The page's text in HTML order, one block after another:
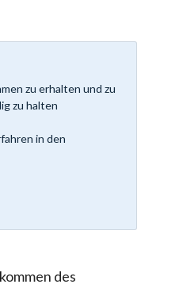
zu erhalten und zu
zu halten
in den
des